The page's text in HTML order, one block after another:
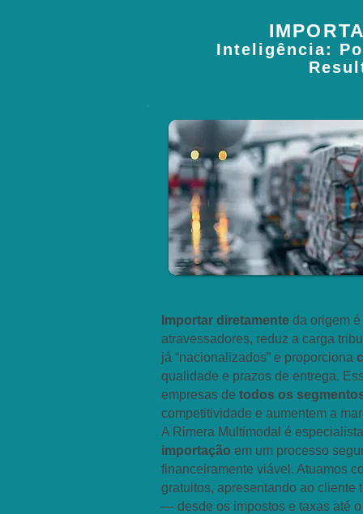
Inteligência:
Importar diretamente da origem
atravessadores, reduz a carga
já “nacionalizados” e proporciona
qualidade e prazos de entrega.
empresas de todos os
competitividade e aumentem a
A Rimera Multimodal é
importação em um processo
financeiramente viável. Atuamos
gratuitos, apresentando ao cliente
— desde os impostos e taxas até